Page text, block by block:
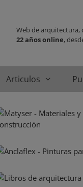
Web de arquitectura,
22 años online,
Articulos